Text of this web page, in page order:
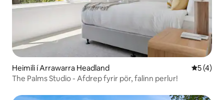
Heimili í Arrawarra Headland 5 af 5 í
5 (4)
The Palms Studio - Afdrep fyrir pör, falinn perlur!